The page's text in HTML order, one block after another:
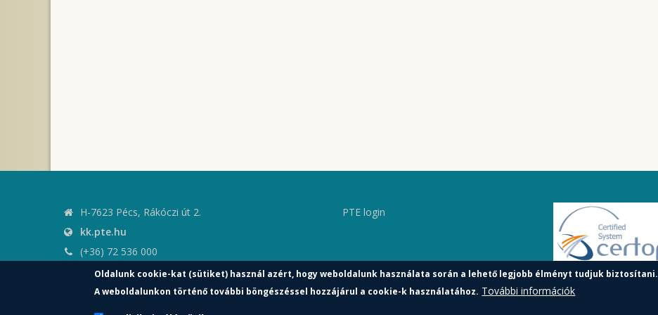
H-7623 Pécs, Rákóczi út 2.
kk.pte.hu
(+36) 72 536 000
kk.elnoki.hivatal@pte.hu
pte.hu
PTE login
Oldalunk cookie-kat (sütiket) használ azért, hogy weboldalunk használata során a lehető legjobb élményt tudjuk biztosítani.
A weboldalunkon történő további böngészéssel hozzájárul a cookie-k használatához. További információk